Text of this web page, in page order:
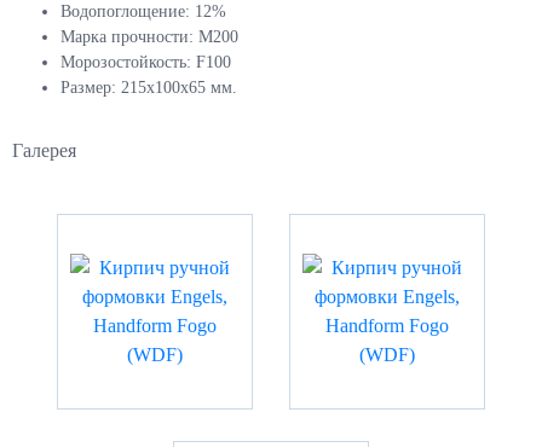
Водопоглощение: 12%
Марка прочности: М200
Морозостойкость: F100
Размер: 215x100x65 мм.
Галерея